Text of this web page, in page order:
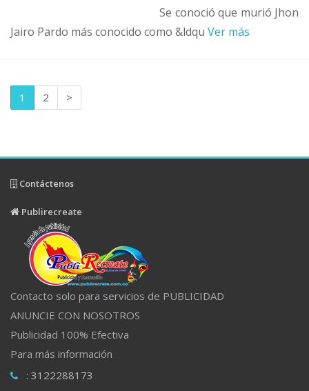
Se conoció que murió Jhon
Jairo Pardo más conocido como &ldqu Ver más
1 2 >
Contáctenos
Publirecreate
Contacto solo para servicios de PUBLICIDAD
ANUNCIE CON NOSOTROS
Publicidad 100% Efectiva
Para más información
: 3122288173